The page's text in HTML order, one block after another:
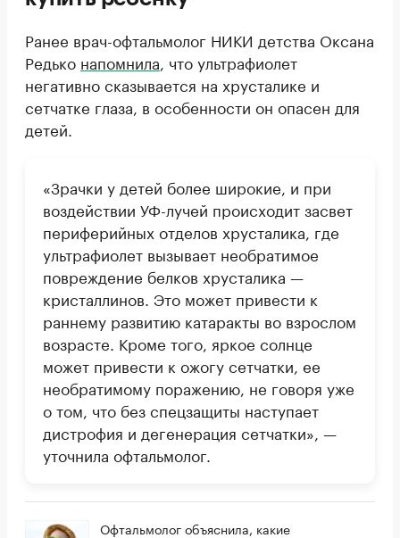
Ранее врач-офтальмолог НИКИ детства Оксана
Редько напомнила , что ультрафиолет
негативно сказывается на хрусталике и
сетчатке глаза, в особенности он опасен для
детей.
«Зрачки у детей более широкие, и при
воздействии УФ-лучей происходит засвет
периферийных отделов хрусталика, где
ультрафиолет вызывает необратимое
повреждение белков хрусталика —
кристаллинов. Это может привести к
раннему развитию катаракты во взрослом
возрасте. Кроме того, яркое солнце
может привести к ожогу сетчатки, ее
необратимому поражению, не говоря уже
о том, что без спецзащиты наступает
дистрофия и дегенерация сетчатки», —
уточнила офтальмолог.
Офтальмолог объяснила, какие